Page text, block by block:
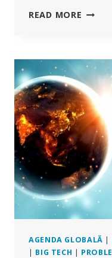
READ MORE
AGENDA GLOBALĂ |
| BIG TECH |